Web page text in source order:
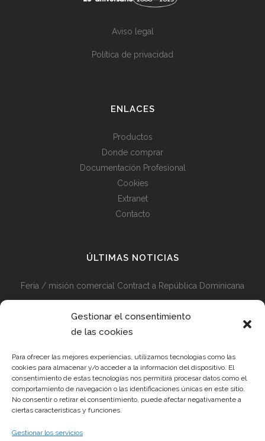
Gestionar el consentimiento
de las cookies
Para ofrecer las mejores experiencias, utilizamos tecnologías como las
cookies para almacenar y/o acceder a la información del dispositivo. El
consentimiento de estas tecnologías nos permitirá procesar datos como el
comportamiento de navegación o las identificaciones únicas en este sitio.
No consentir o retirar el consentimiento, puede afectar negativamente a
ciertas características y funciones.
Gestionar los servicios
Aviso legal
Política de privacidad
ENLACES
Productos
Donde comprar
Documentación Profesional
Cookies
Extranet
Contacto
ÚLTIMAS NOTICIAS
Feria / misión comercial Contract a República Dominicana
Misión comercial Contract Perú y Colombia + Visita Feria
Diseño en Medellín 2024
REYES ORDOÑEZ DESIGN S.L.
Pol. Ind. Las Teresas, c/Dr. Pedro Pons Nave 2. CP 30510